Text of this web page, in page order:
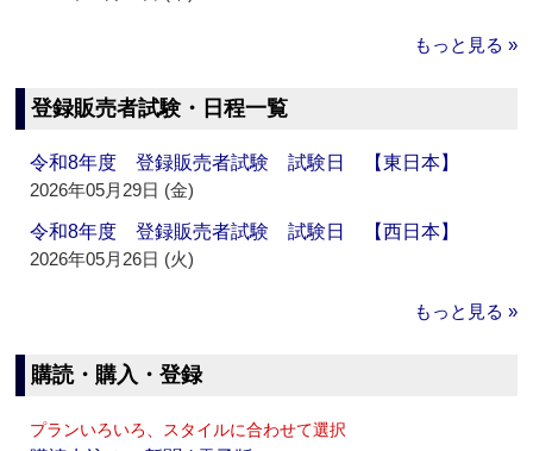
もっと見る »
登録販売者試験・日程一覧
令和8年度 登録販売者試験 試験日 【東日本】
2026年05月29日 (金)
令和8年度 登録販売者試験 試験日 【西日本】
2026年05月26日 (火)
もっと見る »
購読・購入・登録
プランいろいろ、スタイルに合わせて選択